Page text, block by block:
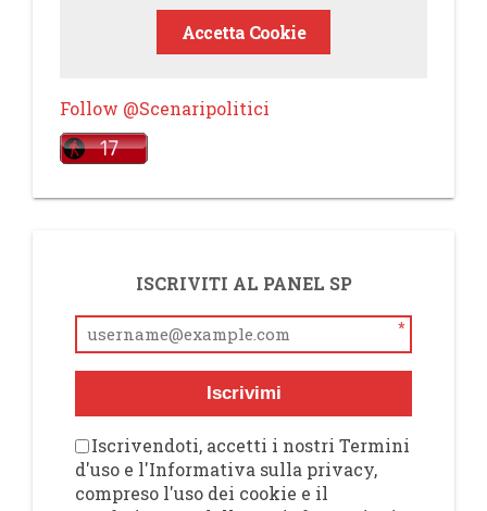
Accetta Cookie
Follow @Scenaripolitici
ISCRIVITI AL PANEL SP
*
Iscrivimi
Iscrivendoti, accetti i nostri Termini
d'uso e l'Informativa sulla privacy,
compreso l'uso dei cookie e il